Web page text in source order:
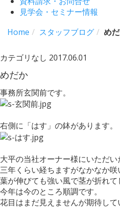
見学会・セミナー情報
Home
スタッフブログ め
カテゴリなし 2017.06.01
めだか
事務所玄関前です。
右側に「はす」の鉢があります。
大平の当社オーナー様にいただい
三年くらい経ちますがなかなか咲
葉が伸びても強い風で茎が折れて
今年は今のところ順調です。
花目はまだ見えませんが期待して